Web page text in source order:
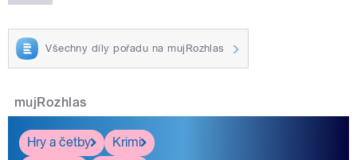
Všechny díly pořadu na mujRozhlas
mujRozhlas
Hry a četby
Krimi